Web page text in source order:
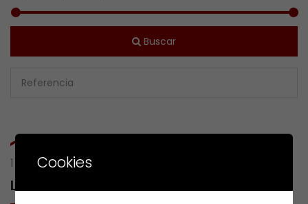
Buscar
1 RESULTS OF
LG BARALLOBRE-CARBALLO
Cookies